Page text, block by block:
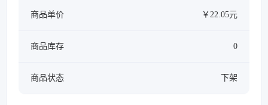
商品单价 ￥22.05元
商品库存 0
商品状态 下架